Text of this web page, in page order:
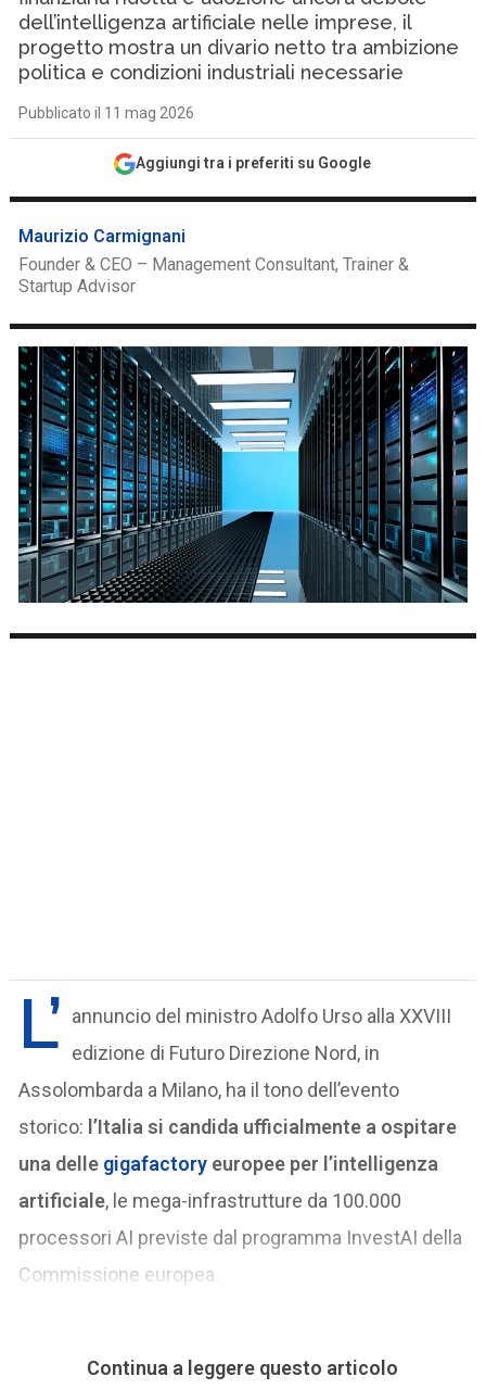
dell’intelligenza artificiale nelle imprese, il
progetto mostra un divario netto tra ambizione
politica e condizioni industriali necessarie
Pubblicato il 11 mag 2026
Aggiungi tra i preferiti su Google
Maurizio Carmignani
Founder & CEO – Management Consultant, Trainer &
Startup Advisor
L’ annuncio del ministro Adolfo Urso alla XXVIII
edizione di Futuro Direzione Nord, in
Assolombarda a Milano, ha il tono dell’evento
storico: l’Italia si candida ufficialmente a ospitare
una delle gigafactory europee per l’intelligenza
artificiale, le mega-infrastrutture da 100.000
processori AI previste dal programma InvestAI della
Commissione europea.
Continua a leggere questo articolo